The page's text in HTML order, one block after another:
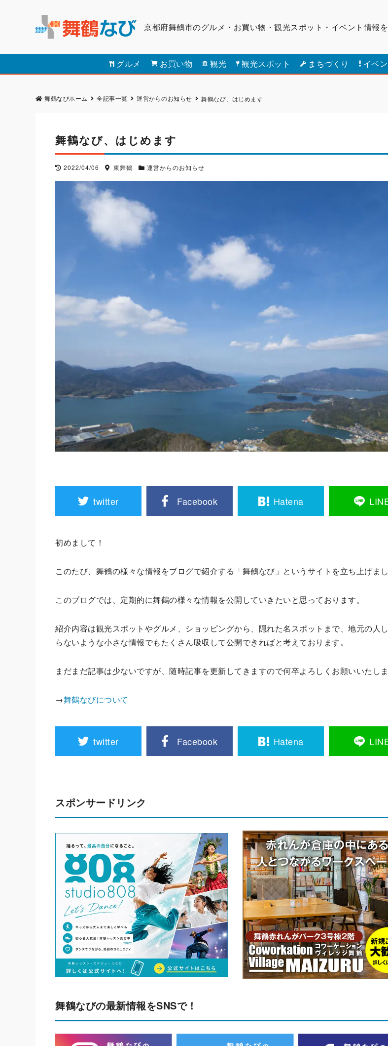
京都府舞鶴市のグルメ・お買い物・観光スポット・ イベント情報
グルメ お買い物 観光 観光スポット まちづくり イベン
舞鶴なびホーム 全記事一覧 運営からのお知らせ 舞鶴なび、はじめます
舞鶴なび、はじめます
2022/04/06 東舞鶴 運営からのお知らせ
twitter Facebook Hatena
初めまして！
このたび、舞鶴の様々な情報をブログで紹介する「舞鶴なび」というサイトを立ち上げまし
このブログでは、定期的に舞鶴の様々な情報を公開していきたいと思っております。
紹介内容は観光スポットやグルメ、ショッピングから、隠れた名スポットまで、地元の人
らないような小さな情報でもたくさん吸収して公開できればと考えております。
まだまだ記事は少ないですが、随時記事を更新してきますので何卒よろしくお願いいたしま
→舞鶴なびについて
twitter Facebook Hatena
スポンサードリンク
舞鶴なびの最新情報をSNSで！